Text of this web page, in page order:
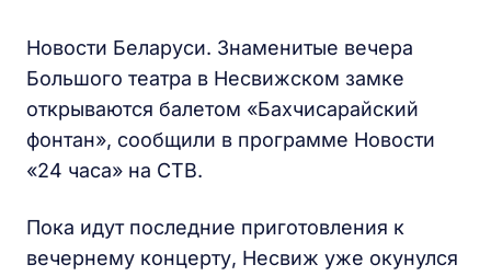
Новости Беларуси. Знаменитые вечера
Большого театра в Несвижском замке
открываются балетом «Бахчисарайский
фонтан», сообщили в программе Новости
«24 часа» на СТВ.
Пока идут последние приготовления к
вечернему концерту, Несвиж уже окунулся